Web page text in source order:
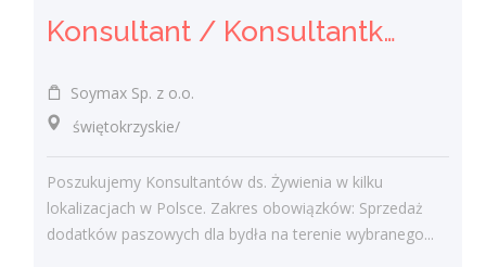
Konsultant / Konsultantka ds. żywienia
Soymax Sp. z o.o.
świętokrzyskie/
Poszukujemy Konsultantów ds. Żywienia w kilku
lokalizacjach w Polsce. Zakres obowiązków: Sprzedaż
dodatków paszowych dla bydła na terenie wybranego...